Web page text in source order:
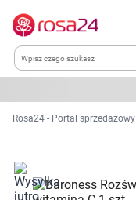
Kategorie
Dla zwierząt
Rosa24 - Portal sprzedażowy